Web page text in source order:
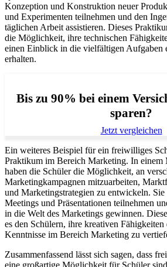
Konzeption und Konstruktion neuer
und Experimenten teilnehmen und den
täglichen Arbeit assistieren. Dieses
die Möglichkeit, ihre technischen
einen Einblick in die vielfältigen Aufgaben
erhalten.
Bis zu 90% bei einem
sparen?
Jetzt vergleichen
Ein weiteres Beispiel für ein freiwilliges
Praktikum im Bereich Marketing. In einem
haben die Schüler die Möglichkeit, an
Marketingkampagnen mitzuarbeiten,
und Marketingstrategien zu entwickeln. Sie
Meetings und Präsentationen teilnehmen
in die Welt des Marketings gewinnen.
es den Schülern, ihre kreativen Fähigkeiten
Kenntnisse im Bereich Marketing zu
Zusammenfassend lässt sich sagen, dass
eine großartige Möglichkeit für Schüler